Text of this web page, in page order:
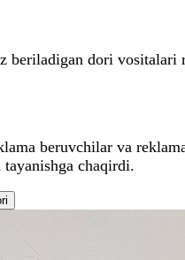
beriladigan dori
beruvchilar va
chaqirdi.